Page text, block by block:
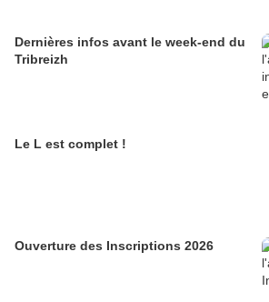
Dernières infos avant le week-end du
Tribreizh
Le L est complet !
Ouverture des Inscriptions 2026